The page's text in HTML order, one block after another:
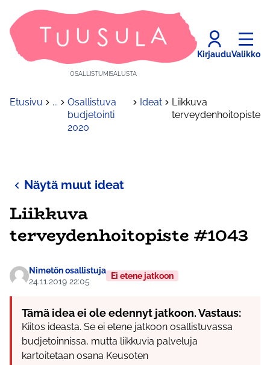
OSALLISTUMISALUSTA
KirjauduValikko
Etusivu ...
Osallistuva
budjetointi
2020
Ideat
Liikkuva
terveydenhoitopiste
Näytä muut ideat
Liikkuva
terveydenhoitopiste #1043
Nimetön osallistuja
24.11.2019 22:05
Ei etene jatkoon
Tämä idea ei ole edennyt jatkoon. Vastaus:
Kiitos ideasta. Se ei etene jatkoon osallistuvassa
budjetoinnissa, mutta liikkuvia palveluja
kartoitetaan osana Keusoten